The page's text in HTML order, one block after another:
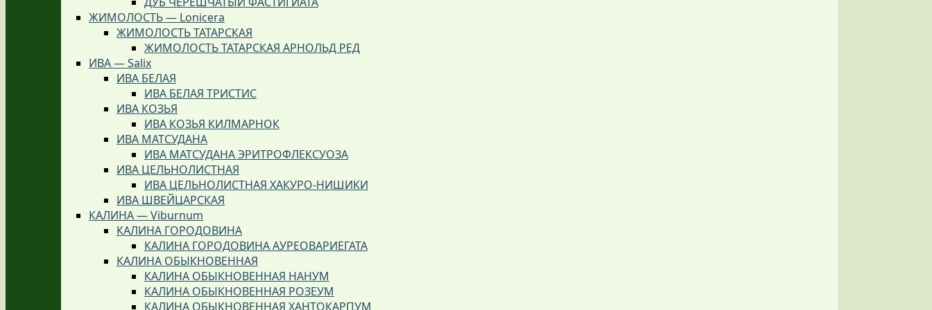
ЖИМОЛОСТЬ — Lonicera
ЖИМОЛОСТЬ ТАТАРСКАЯ
ЖИМОЛОСТЬ ТАТАРСКАЯ АРНОЛЬД РЕД
ИВА — Salix
ИВА БЕЛАЯ
ИВА БЕЛАЯ ТРИСТИС
ИВА КОЗЬЯ
ИВА КОЗЬЯ КИЛМАРНОК
ИВА МАТСУДАНА
ИВА МАТСУДАНА ЭРИТРОФЛЕКСУОЗА
ИВА ЦЕЛЬНОЛИСТНАЯ
ИВА ЦЕЛЬНОЛИСТНАЯ ХАКУРО-НИШИКИ
ИВА ШВЕЙЦАРСКАЯ
КАЛИНА — Viburnum
КАЛИНА ГОРОДОВИНА
КАЛИНА ГОРОДОВИНА АУРЕОВАРИЕГАТА
КАЛИНА ОБЫКНОВЕННАЯ
КАЛИНА ОБЫКНОВЕННАЯ НАНУМ
КАЛИНА ОБЫКНОВЕННАЯ РОЗЕУМ
КАЛИНА ОБЫКНОВЕННАЯ ХАНТОКАРПУМ